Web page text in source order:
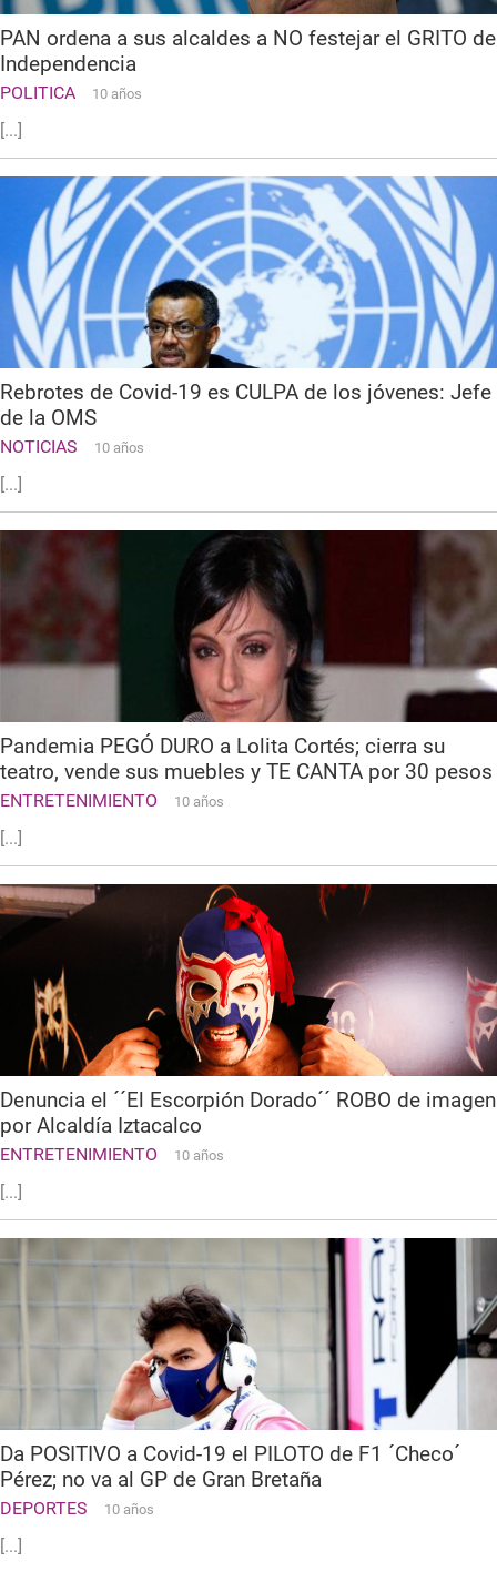
PAN ordena a sus alcaldes a NO festejar el GRITO de
Independencia
POLITICA 10 años
[...]
Rebrotes de Covid-19 es CULPA de los jóvenes: Jefe
de la OMS
NOTICIAS 10 años
[...]
Pandemia PEGÓ DURO a Lolita Cortés; cierra su
teatro, vende sus muebles y TE CANTA por 30 pesos
ENTRETENIMIENTO 10 años
[...]
Denuncia el ´´El Escorpión Dorado´´ ROBO de imagen
por Alcaldía Iztacalco
ENTRETENIMIENTO 10 años
[...]
Da POSITIVO a Covid-19 el PILOTO de F1 ´Checo´
Pérez; no va al GP de Gran Bretaña
DEPORTES 10 años
[...]